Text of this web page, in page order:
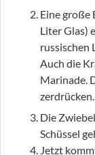
Eine große
Liter Glas)
russischen
Auch die
Marinade.
zerdrücken.
Die
Schüssel
Jetzt